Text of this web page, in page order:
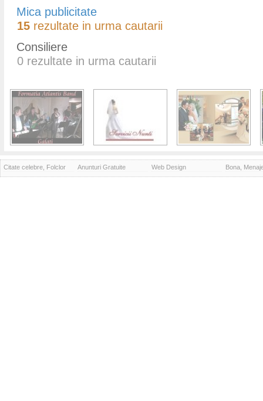
Mica publicitate
15 rezultate in urma cautarii
Consiliere
0 rezultate in urma cautarii
Citate celebre, Folclor Anunturi Gratuite Web Design Bona,